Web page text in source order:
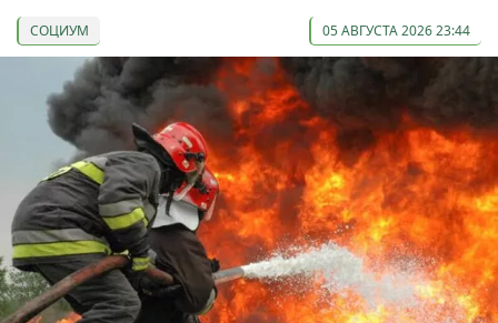
СОЦИУМ 05 АВГУСТА 2026 23:44